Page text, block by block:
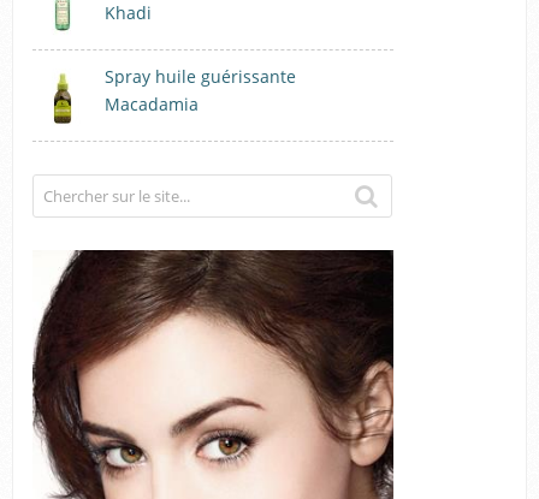
Khadi
Spray huile guérissante
Macadamia